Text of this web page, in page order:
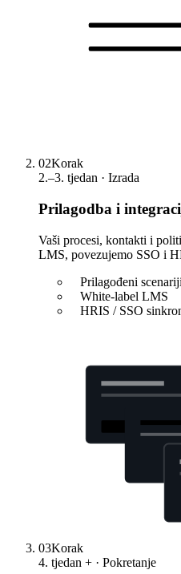
02Korak
2.–3. tjedan · Izrada
Prilagodba i
Vaši procesi, kontakti i
LMS, povezujemo SSO i
Prilagođeni scenariji
White-label LMS
HRIS / SSO
03Korak
4. tjedan + · Pokretanje